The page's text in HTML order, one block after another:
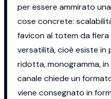
per essere ammirato
cose concrete:
favicon al totem da
versatilità, cioè esiste
ridotta, monogramma,
canale chiede un
viene consegnato in